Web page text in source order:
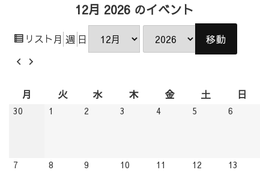
12月 2026 のイベント
リスト 表
月 週 日
前
次
月
火火
水水
木木
金金
土 日
30 2026.11.30
1 2026.12.01
2 2026.12.02
3 2026.12.03
42026.12.04
5 2026.12.05
6
7 2026.12.07
8 2026.12.08
9 2026.12.09
10 2026.12.10
11 2026.12.11
12 2026.12.12
13